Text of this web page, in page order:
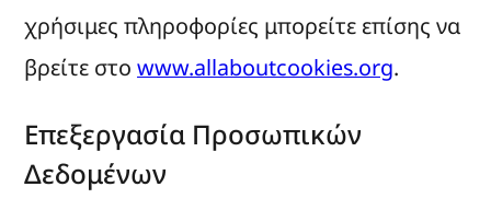
χρήσιμες πληροφορίες μπορείτε επίσης να
βρείτε στοwww.allaboutcookies.org.
Επεξεργασία Προσωπικών
Δεδομένων